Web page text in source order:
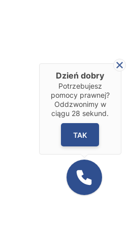
Dzień dobry
Potrzebujesz
pomocy prawnej?
Oddzwonimy w
ciągu 28 sekund.
TAK